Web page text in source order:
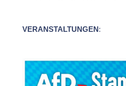
VERANSTALTUNGEN: